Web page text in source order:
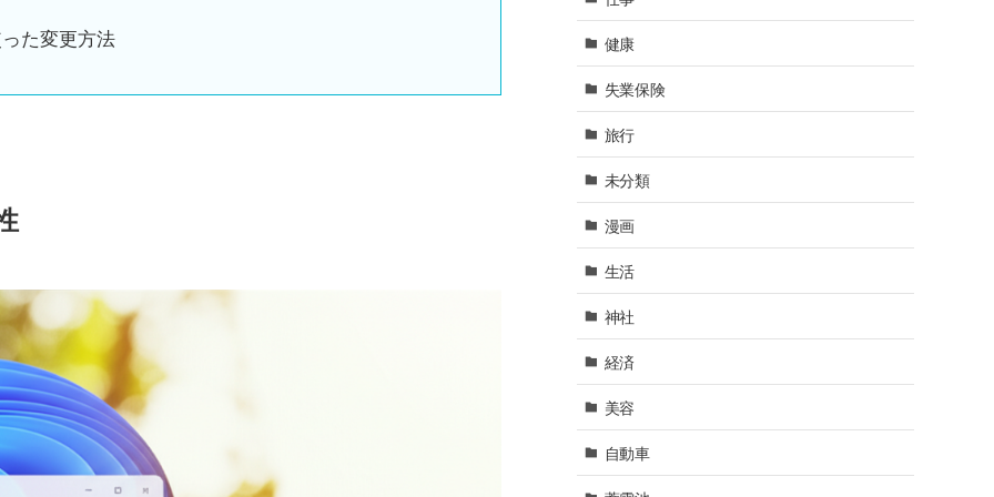
た変更方法 健康
失業保険
旅行
未分類
漫画
生活
神社
経済
美容
自動車